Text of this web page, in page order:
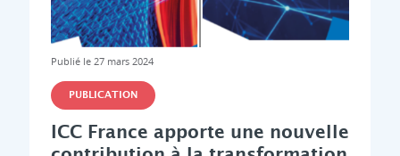
Publié le 27 mars 2024
PUBLICATION
ICC France apporte une nouvelle